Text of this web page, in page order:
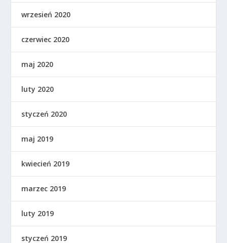
wrzesień 2020
czerwiec 2020
maj 2020
luty 2020
styczeń 2020
maj 2019
kwiecień 2019
marzec 2019
luty 2019
styczeń 2019